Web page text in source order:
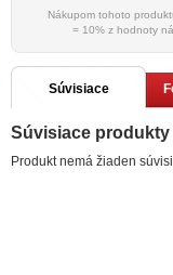
= 10% z hodnoty
Súvisiace
produkty
Súvisiace produkty
Produkt nemá žiaden